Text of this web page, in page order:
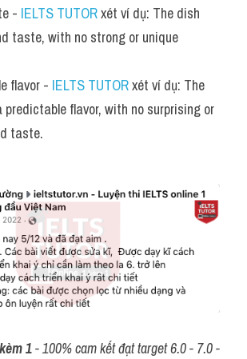
- IELTS TUTOR xét ví dụ: The dish
taste, with no strong or unique
flavor - IELTS TUTOR xét ví dụ: The
predictable flavor, with no surprising or
taste.
1 - 100% cam kết đạt target 6.0 - 7.0 -